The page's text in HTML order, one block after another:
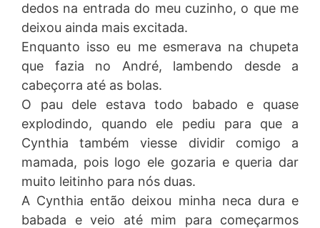
dedos na entrada do meu cuzinho, o que me
deixou ainda mais excitada.
Enquanto isso eu me esmerava na chupeta
que fazia no André, lambendo desde a
cabeçorra até as bolas.
O pau dele estava todo babado e quase
explodindo, quando ele pediu para que a
Cynthia também viesse dividir comigo a
mamada, pois logo ele gozaria e queria dar
muito leitinho para nós duas.
A Cynthia então deixou minha neca dura e
babada e veio até mim para começarmos